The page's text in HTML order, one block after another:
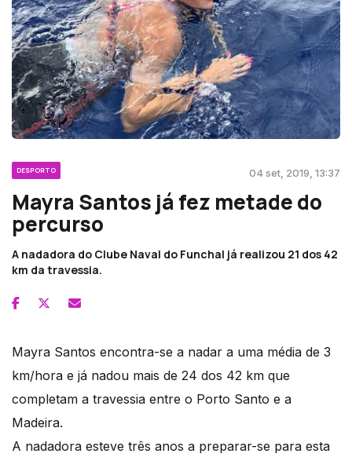
DESPORTO 04 set, 2019, 13:37
Mayra Santos já fez metade do
percurso
A nadadora do Clube Naval do Funchal já realizou 21 dos 42
km da travessia.
Mayra Santos encontra-se a nadar a uma média de 3
km/hora e já nadou mais de 24 dos 42 km que
completam a travessia entre o Porto Santo e a
Madeira.
A nadadora esteve três anos a preparar-se para esta